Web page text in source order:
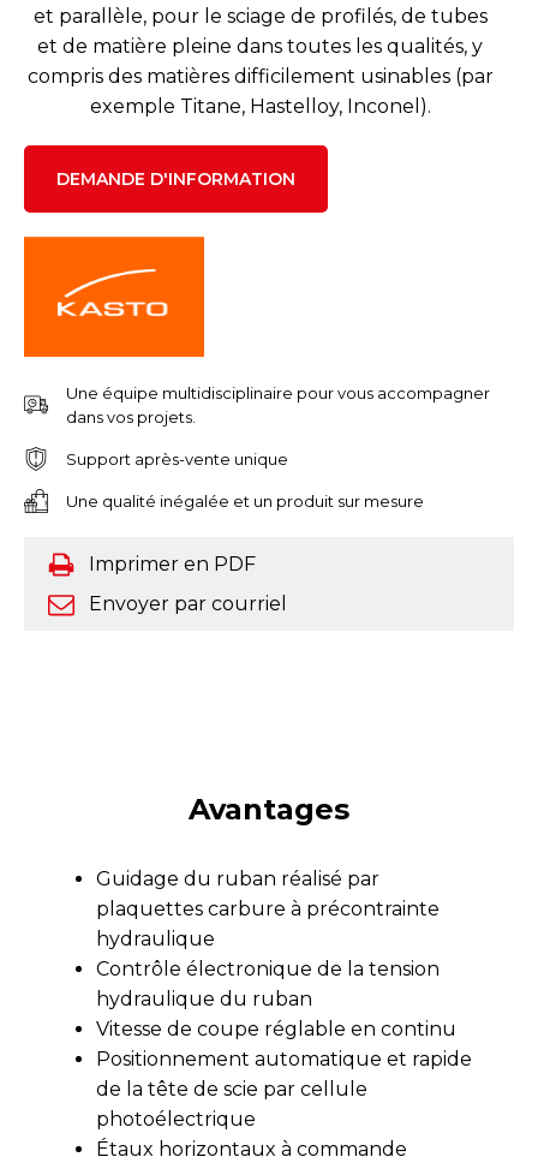
et parallèle, pour le sciage de profilés, de tubes
et de matière pleine dans toutes les qualités, y
compris des matières difficilement usinables (par
exemple Titane, Hastelloy, Inconel).
DEMANDE D'INFORMATION
Une équipe multidisciplinaire pour vous accompagner
dans vos projets.
Support après-vente unique
Une qualité inégalée et un produit sur mesure
Imprimer en PDF
Envoyer par courriel
Avantages
Guidage du ruban réalisé par
plaquettes carbure à précontrainte
hydraulique
Contrôle électronique de la tension
hydraulique du ruban
Vitesse de coupe réglable en continu
Positionnement automatique et rapide
de la tête de scie par cellule
photoélectrique
Étaux horizontaux à commande